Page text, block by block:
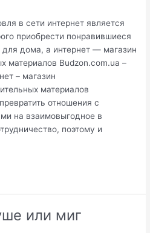
в сети интернет является
приобрести понравившиеся
дома, а интернет — магазин
материалов Budzon.com.ua –
– магазин
материалов
отношения с
на взаимовыгодное в
поэтому и
или миг